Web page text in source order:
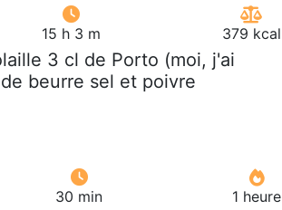
15 h 3 m 379 kcal
3 cl de Porto (moi, j'ai
beurre sel et poivre
30 min 1 heure